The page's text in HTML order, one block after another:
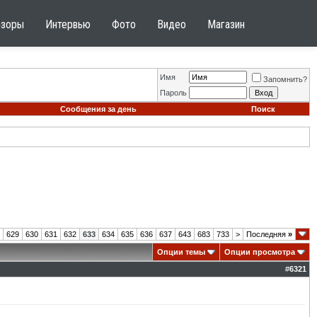
Интервью Фото Видео Магазин
Имя
Запомнить?
Пароль
Сообщения за день Поиск
629 630 631 632 633 634 635 636 637 643 683 733 > Последняя »
Опции темы
Опции просмотра
#6321